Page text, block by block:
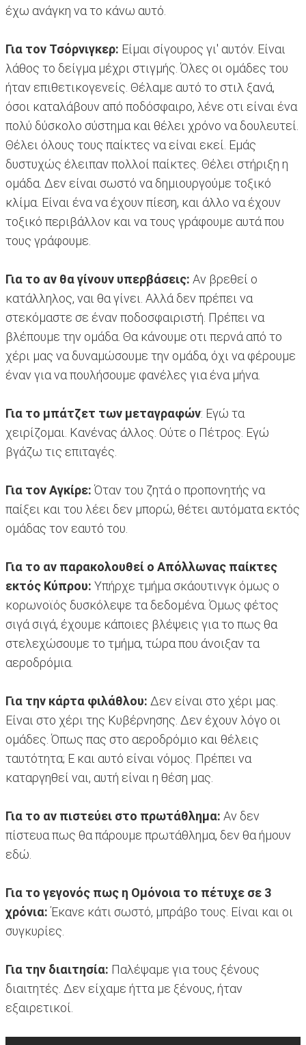
έχω ανάγκη να το κάνω αυτό.
Για τον Τσόρνιγκερ: Είμαι σίγουρος γι' αυτόν. Είναι
λάθος το δείγμα μέχρι στιγμής. Όλες οι ομάδες του
ήταν επιθετικογενείς. Θέλαμε αυτό το στιλ ξανά,
όσοι καταλάβουν από ποδόσφαιρο, λένε οτι είναι ένα
πολύ δύσκολο σύστημα και θέλει χρόνο να δουλευτεί.
Θέλει όλους τους παίκτες να είναι εκεί. Εμάς
δυστυχώς έλειπαν πολλοί παίκτες. Θέλει στήριξη η
ομάδα. Δεν είναι σωστό να δημιουργούμε τοξικό
κλίμα. Είναι ένα να έχουν πίεση, και άλλο να έχουν
τοξικό περιβάλλον και να τους γράφουμε αυτά που
τους γράφουμε.
Για το αν θα γίνουν υπερβάσεις: Αν βρεθεί ο
κατάλληλος, ναι θα γίνει. Αλλά δεν πρέπει να
στεκόμαστε σε έναν ποδοσφαιριστή. Πρέπει να
βλέπουμε την ομάδα. Θα κάνουμε οτι περνά από το
χέρι μας να δυναμώσουμε την ομάδα, όχι να φέρουμε
έναν για να πουλήσουμε φανέλες για ένα μήνα.
Για το μπάτζετ των μεταγραφών: Εγώ τα
χειρίζομαι. Κανένας άλλος. Ούτε ο Πέτρος. Εγώ
βγάζω τις επιταγές.
Για τον Αγκίρε: Όταν του ζητά ο προπονητής να
παίξει και του λέει δεν μπορώ, θέτει αυτόματα εκτός
ομάδας τον εαυτό του.
Για το αν παρακολουθεί ο Απόλλωνας παίκτες
εκτός Κύπρου: Υπήρχε τμήμα σκάουτινγκ όμως ο
κορωνοϊός δυσκόλεψε τα δεδομένα. Όμως φέτος
σιγά σιγά, έχουμε κάποιες βλέψεις για το πως θα
στελεχώσουμε το τμήμα, τώρα που άνοιξαν τα
αεροδρόμια.
Για την κάρτα φιλάθλου: Δεν είναι στο χέρι μας.
Είναι στο χέρι της Κυβέρνησης. Δεν έχουν λόγο οι
ομάδες. Όπως πας στο αεροδρόμιο και θέλεις
ταυτότητα; Ε και αυτό είναι νόμος. Πρέπει να
καταργηθεί ναι, αυτή είναι η θέση μας.
Για το αν πιστεύει στο πρωτάθλημα: Aν δεν
πίστευα πως θα πάρουμε πρωτάθλημα, δεν θα ήμουν
εδώ.
Για το γεγονός πως η Ομόνοια το πέτυχε σε 3
χρόνια:Έκανε κάτι σωστό, μπράβο τους. Είναι και οι
συγκυρίες.
Για την διαιτησία: Παλέψαμε για τους ξένους
διαιτητές. Δεν είχαμε ήττα με ξένους, ήταν
εξαιρετικοί.